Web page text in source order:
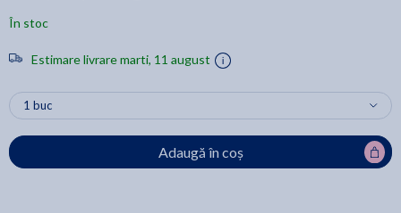
În stoc
Estimare livrare marti, 11 august
Adaugă în coș